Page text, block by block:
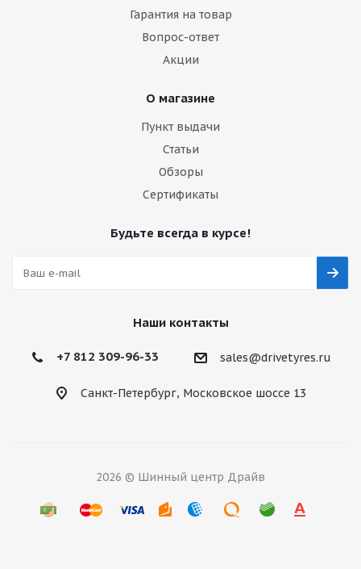
Гарантия на товар
Вопрос-ответ
Акции
О магазине
Пункт выдачи
Статьи
Обзоры
Сертификаты
Будьте всегда в курсе!
Наши контакты
+7 812 309-96-33 sales@drivetyres.ru
Санкт-Петербург, Московское шоссе 13
2026 © Шинный центр Драйв